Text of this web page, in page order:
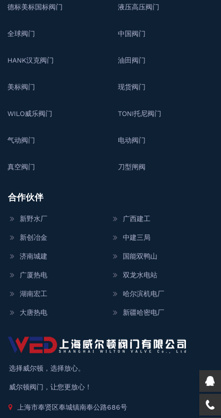
德标美标国标阀门 液压高压阀门
全球阀门 中国阀门
HANK汉克阀门 油田阀门
美标阀门 现货阀门
WILO威乐阀门 TONI托尼阀门
气动阀门 电动阀门
真空阀门 刀型闸阀
合作伙伴
新野水厂
新创冶金
济南城建
广厦热电
湖南宏工
大唐热电
广西建工
中建三局
国能双鸭山
双龙水电站
哈尔滨机电厂
新疆哈密电厂
选择威尔顿，选择放心。
威尔顿阀门，让您更放心！
上海市奉贤区奉城镇南奉公路686号